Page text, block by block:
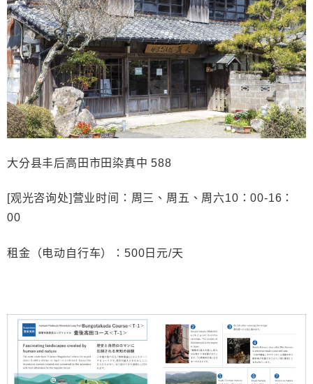
大分县丰后高田市田染真中 588
[观光咨询处] 营业时间：周三、周五、周六10 ：00-16 ：
00
租金（电动自行车）：500 日元/天